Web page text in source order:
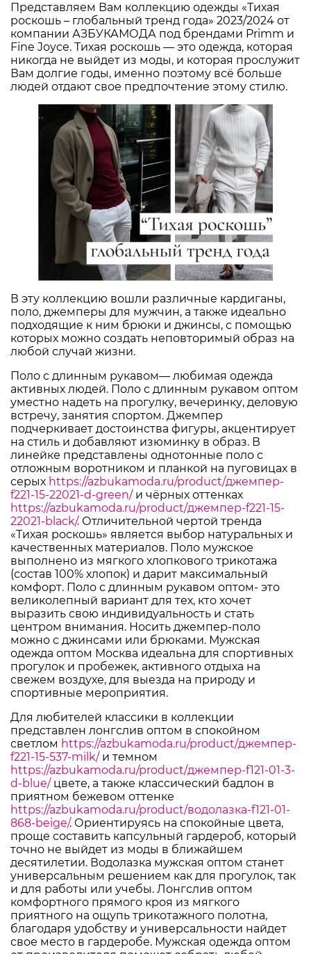
Представляем Вам коллекцию одежды «Тихая
роскошь – глобальный тренд года» 2023/2024 от
компании АЗБУКАМОДА под брендами Primm и
Fine Joyce. Тихая роскошь — это одежда, которая
никогда не выйдет из моды, и которая прослужит
Вам долгие годы, именно поэтому всё больше
людей отдают свое предпочтение этому стилю.
В эту коллекцию вошли различные кардиганы,
поло, джемперы для мужчин, а также идеально
подходящие к ним брюки и джинсы, с помощью
которых можно создать неповторимый образ на
любой случай жизни.
Поло с длинным рукавом— любимая одежда
активных людей. Поло с длинным рукавом оптом
уместно надеть на прогулку, вечеринку, деловую
встречу, занятия спортом. Джемпер
подчеркивает достоинства фигуры, акцентирует
на стиль и добавляют изюминку в образ. В
линейке представлены однотонные поло с
отложным воротником и планкой на пуговицах в
серых https://azbukamoda.ru/product/джемпер-
f221-15-22021-d-green/и чёрных оттенках
https://azbukamoda.ru/product/джемпер-f221-15-
22021-black/. Отличительной чертой тренда
«Тихая роскошь» является выбор натуральных и
качественных материалов. Поло мужское
выполнено из мягкого хлопкового трикотажа
(состав 100% хлопок) и дарит максимальный
комфорт. Поло с длинным рукавом оптом- это
великолепный вариант для тех, кто хочет
выразить свою индивидуальность и стать
центром внимания. Носить джемпер-поло
можно с джинсами или брюками. Мужская
одежда оптом Москва идеальна для спортивных
прогулок и пробежек, активного отдыха на
свежем воздухе, для выезда на природу и
спортивные мероприятия.
Для любителей классики в коллекции
представлен лонгслив оптом в спокойном
светлом https://azbukamoda.ru/product/джемпер-
f221-15-537-milk/и темном
https://azbukamoda.ru/product/джемпер-f121-01-3-
d-blue/цвете, а также классический бадлон в
приятном бежевом оттенке
https://azbukamoda.ru/product/водолазка-f121-01-
868-beige/. Ориентируясь на спокойные цвета,
проще составить капсульный гардероб, который
точно не выйдет из моды в ближайшем
десятилетии. Водолазка мужская оптом станет
универсальным решением как для прогулок, так
и для работы или учебы. Лонгслив оптом
комфортного прямого кроя из мягкого
приятного на ощупь трикотажного полотна,
благодаря удобству и универсальности найдет
свое место в гардеробе. Мужская одежда оптом